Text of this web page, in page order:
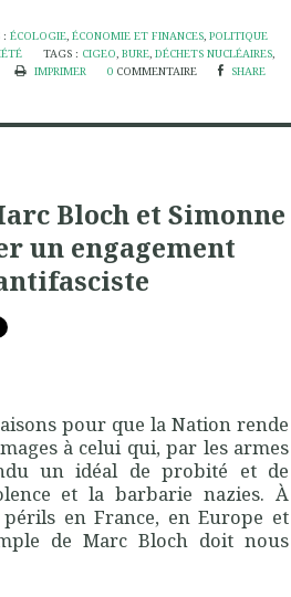
: ÉCOLOGIE, ÉCONOMIE ET FINANCES, POLITIQUE
TAGS : CIGEO,BURE,DÉCHETS NUCLÉAIRES,
IMPRIMER 0 COMMENTAIRE SHARE
Bloch et Simonne
un engagement
pour que la Nation rende
à celui qui, par les armes
un idéal de probité et de
et la barbarie nazies. À
en France, en Europe et
de Marc Bloch doit nous